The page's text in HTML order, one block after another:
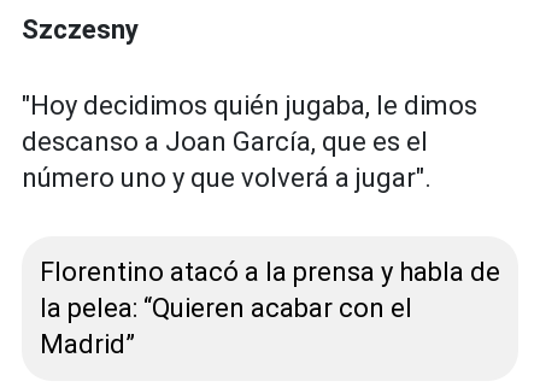
Szczesny
"Hoy decidimos quién jugaba, le dimos
descanso a Joan García, que es el
número uno y que volverá a jugar".
Florentino atacó a la prensa y habla de
la pelea: “Quieren acabar con el
Madrid”